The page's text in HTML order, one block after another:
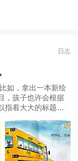
日志
如，拿出一本新绘
，孩子也许会根据
指着大大的标题念
象。 指读加大加粗